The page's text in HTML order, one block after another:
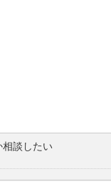
談したい